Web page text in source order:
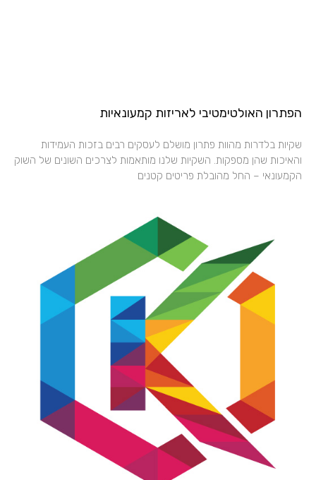
הפתרון האולטימטיבי לאריזות קמעונאיות
שקיות בלדרות מהוות פתרון מושלם לעסקים רבים בזכות העמידות
והאיכות שהן מספקות. השקיות שלנו מותאמות לצרכים השונים של השוק
הקמעונאי – החל מהובלת פריטים קטנים